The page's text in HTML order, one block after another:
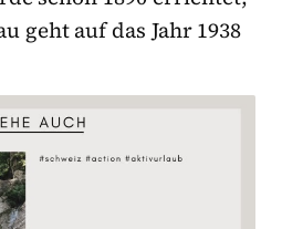
geht auf das Jahr 1938